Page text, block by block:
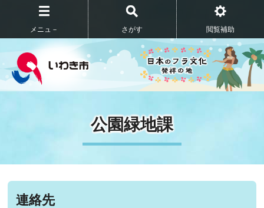
メニュ－ さがす 閲覧補助
公園緑地課
連絡先